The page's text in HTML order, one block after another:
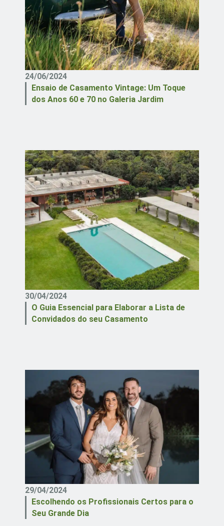
24/06/2024
Ensaio de Casamento Vintage: Um Toque
dos Anos 60 e 70 no Galeria Jardim
30/04/2024
O Guia Essencial para Elaborar a Lista de
Convidados do seu Casamento
29/04/2024
Escolhendo os Profissionais Certos para o
Seu Grande Dia